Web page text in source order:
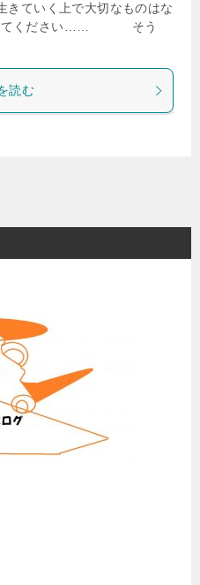
ていく上で大切なものはな
みてください…… そう
読む